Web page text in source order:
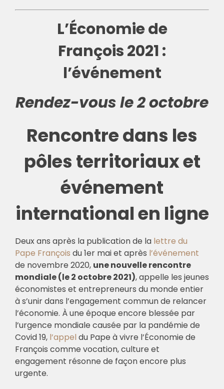
L’Économie de
François 2021 :
l’événement
Rendez-vous le 2 octobre
Rencontre dans les
pôles territoriaux et
événement
international en ligne
Deux ans après la publication de la lettre du
Pape François du 1er mai et après l’événement
de novembre 2020, une nouvelle rencontre
mondiale (le 2 octobre 2021), appelle les jeunes
économistes et entrepreneurs du monde entier
à s’unir dans l’engagement commun de relancer
l’économie. À une époque encore blessée par
l’urgence mondiale causée par la pandémie de
Covid 19, l’appel du Pape à vivre l’Économie de
François comme vocation, culture et
engagement résonne de façon encore plus
urgente.